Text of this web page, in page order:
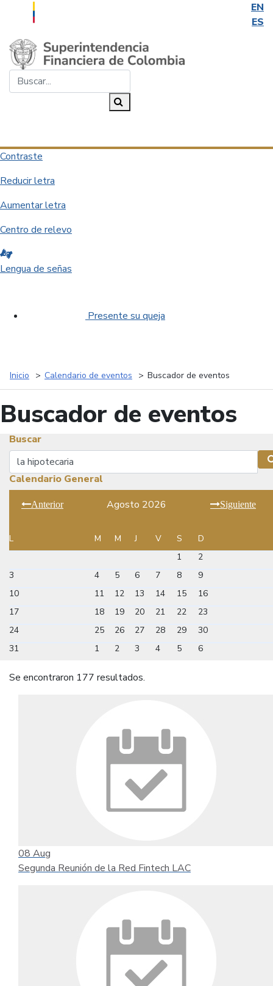
EN
ES
Saltar al contenido principal
Contraste
Reducir letra
Aumentar letra
Centro de relevo
Lengua de señas
Presente su queja
Inicio Calendario de eventos Buscador de eventos
Buscador de eventos
Buscar
Buscar
Calendario General
Anterior Agosto 2026 Siguiente
L M M J V S
D
1
2
3
4 5 6 7 8
9
10
11 12 13 14 15
16
17
18 19 20 21 22
23
24
25 26 27 28 29
30
31
1 2 3 4 5 6
Se encontraron 177 resultados.
08 Aug
Segunda Reunión de la Red Fintech LAC